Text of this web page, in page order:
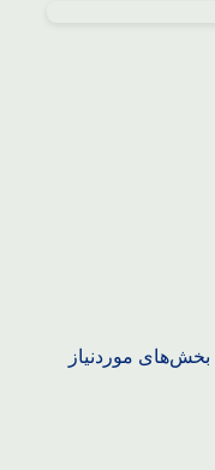
بخش‌های موردنیاز